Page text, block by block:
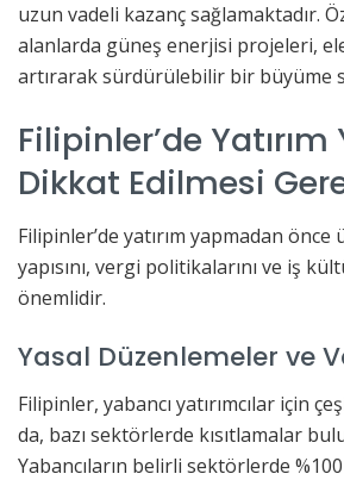
uzun vadeli kazanç sağlamaktadır.
alanlarda güneş enerjisi projeleri,
artırarak sürdürülebilir bir büyüme
Filipinler’de
Dikkat Edilmesi
Filipinler’de yatırım yapmadan
yapısını, vergi politikalarını ve iş
önemlidir.
Yasal Düzenlemeler ve
Filipinler, yabancı yatırımcılar için
da, bazı sektörlerde kısıtlamalar
Yabancıların belirli sektörlerde